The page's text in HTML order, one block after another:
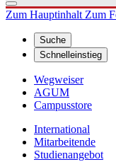
Zum HauptinhaltZum
Suche
Schnelleinstieg
Wegweiser
AGUM
Campusstore
International
Mitarbeitende
Studienangebot